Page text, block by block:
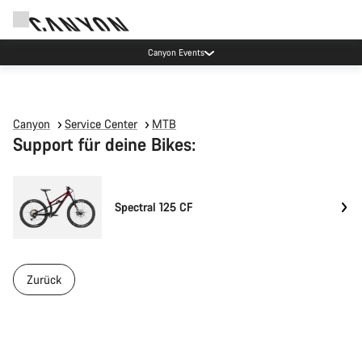
Canyon Events
Canyon Service Center MTB
Support für deine Bikes:
Spectral 125 CF
Zurück